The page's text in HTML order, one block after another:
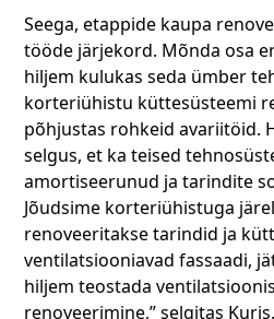
Seega, etappide kaupa
tööde järjekord. Mõnda osa
hiljem kulukas seda ümber
korteriühistu küttesüsteemi
põhjustas rohkeid avariitöid.
selgus, et ka teised
amortiseerunud ja tarindite
Jõudsime korteriühistuga
renoveeritakse tarindid ja
ventilatsiooniavad fassaadi,
hiljem teostada
renoveerimine,” selgitas Kuris.